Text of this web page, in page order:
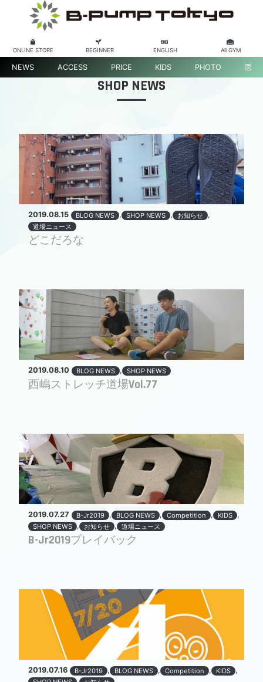
ONLINE STORE BEGINNER ENGLISH All GYM
NEWS ACCESS PRICE KIDS PHOTO
SHOP NEWS
2019.08.15 BLOG NEWS , SHOP NEWS , お知らせ ,
道場ニュース
どこだろな
2019.08.10 BLOG NEWS , SHOP NEWS
西嶋ストレッチ道場Vol.77
2019.07.27 B-Jr2019 , BLOG NEWS , Competition , KIDS ,
SHOP NEWS , お知らせ , 道場ニュース
B-Jr2019プレイバック
2019.07.16 B-Jr2019 , BLOG NEWS , Competition , KIDS ,